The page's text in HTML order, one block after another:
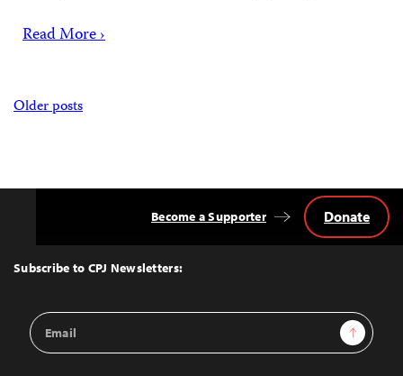
Read More ›
Posts
Older posts
Top
Subscribe to CPJ Newsletters:
Email
Address
Sign Up
Become a Supporter Donate